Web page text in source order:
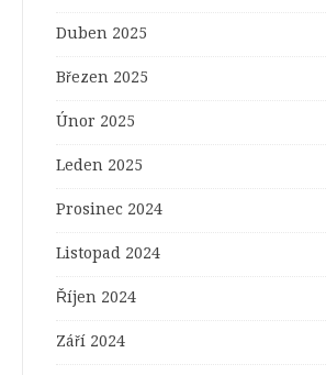
Duben 2025
Březen 2025
Únor 2025
Leden 2025
Prosinec 2024
Listopad 2024
Říjen 2024
Září 2024